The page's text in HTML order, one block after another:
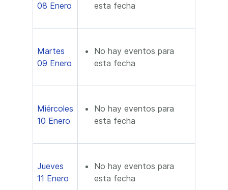
08 Enero
esta fecha
Martes
09 Enero
No hay eventos para
esta fecha
Miércoles
10 Enero
No hay eventos para
esta fecha
Jueves
11 Enero
No hay eventos para
esta fecha